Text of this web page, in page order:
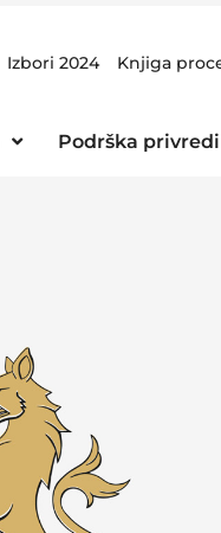
Izbori 2024 Knjiga
Podrška privredi